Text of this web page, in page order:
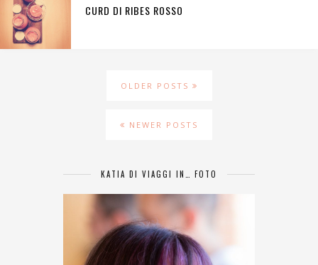
CURD DI RIBES ROSSO
OLDER POSTS
NEWER POSTS
KATIA DI VIAGGI IN… FOTO